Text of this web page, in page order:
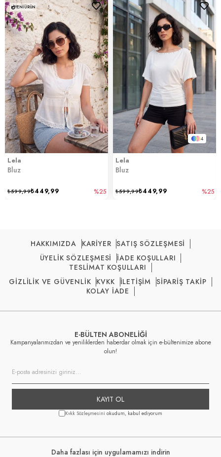
Lela
Bluz
₺449,99
₺599,99 %25
YENI ÜRÜN
4
Lela
Bluz
₺449,99
₺599,99 %25
HAKKIMIZDA KARİYER SATIŞ SÖZLEŞMESİ
ÜYELİK SÖZLEŞMESİ
İADE KOŞULLARI
TESLİMAT KOŞULLARI
GİZLİLİK VE GÜVENLİK KVKK İLETİŞİM
SİPARİŞ TAKİP
KOLAY İADE
E-BÜLTEN ABONELİĞİ
Kampanyalarımızdan ve yeniliklerden haberdar olmak için e-bültenimize abone
olun!
KAYIT OL
Kvkk Sözleşmesini okudum, kabul ediyorum
Daha fazlası için uygulamamızı indirin